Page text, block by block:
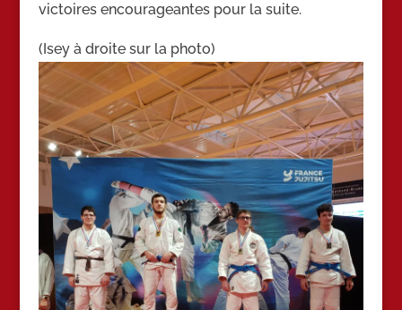
victoires encourageantes pour la suite.
(Isey à droite sur la photo)